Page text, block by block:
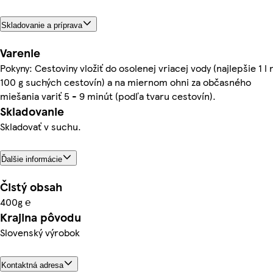
Skladovanie a príprava
Varenie
Pokyny: Cestoviny vložiť do osolenej vriacej vody (najlepšie 1 l
100 g suchých cestovín) a na miernom ohni za občasného
miešania variť 5 - 9 minút (podľa tvaru cestovín).
Skladovanie
Skladovať v suchu.
Ďalšie informácie
Čistý obsah
400g ℮
Krajina pôvodu
Slovenský výrobok
Kontaktná adresa